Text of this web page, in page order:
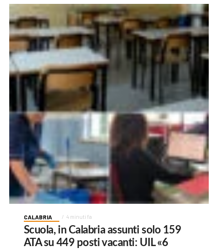
CALABRIA 4 minuti fa
Scuola, in Calabria assunti solo 159
ATA su 449 posti vacanti: UIL «6